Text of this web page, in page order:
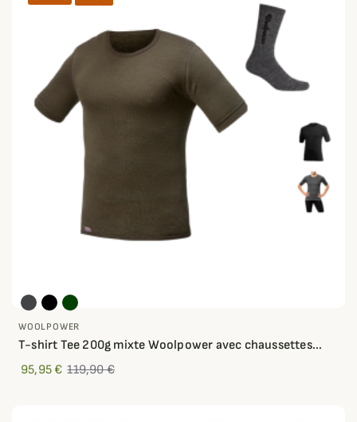
WOOLPOWER
T-shirt Tee 200g mixte Woolpower avec chaussettes...
95,95 € 119,90 €